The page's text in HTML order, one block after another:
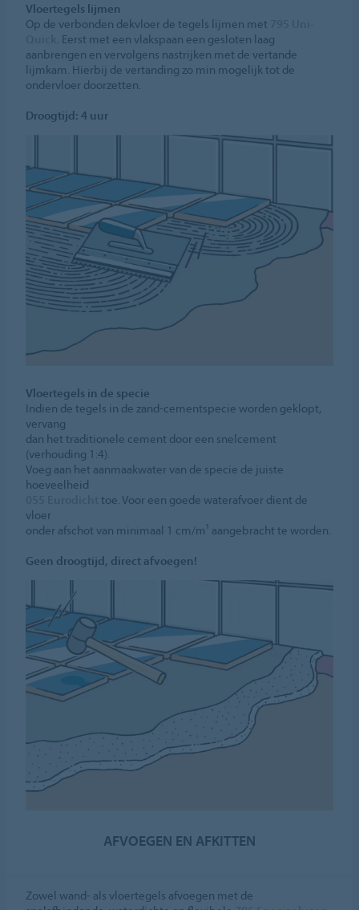
Vloertegels lijmen
Op de verbonden dekvloer de tegels lijmen met
. Eerst met een vlakspaan een gesloten laag
aanbrengen en vervolgens nastrijken met de vertande
lijmkam. Hierbij de vertanding zo min mogelijk tot de
ondervloer doorzetten.
Droogtijd: 4 uur
Vloertegels in de specie
Indien de tegels in de zand-cementspecie worden geklopt,
vervang
dan het traditionele cement door een snelcement
(verhouding 1:4).
Voeg aan het aanmaakwater van de specie de juiste
hoeveelheid
toe. Voor een goede waterafvoer dient de
vloer
onder afschot van minimaal 1 cm/m¹ aangebracht te worden.
Geen droogtijd, direct afvoegen!
AFVOEGEN EN AFKITTEN
Zowel wand- als vloertegels afvoegen met de